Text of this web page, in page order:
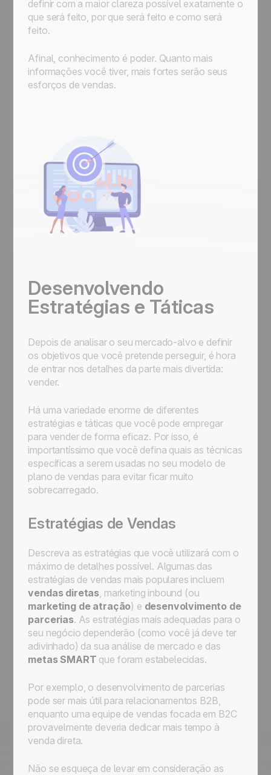
definir com a maior clareza possível exatamente o
que será feito, por que será feito e como será
feito.
Afinal, conhecimento é poder. Quanto mais
informações você tiver, mais fortes serão seus
esforços de vendas.
Desenvolvendo
Estratégias e Táticas
Depois de analisar o seu mercado-alvo e definir
os objetivos que você pretende perseguir, é hora
de entrar nos detalhes da parte mais divertida:
vender.
Há uma variedade enorme de diferentes
estratégias e táticas que você pode empregar
para vender de forma eficaz. Por isso, é
importantíssimo que você defina quais as técnicas
específicas a serem usadas no seu modelo de
plano de vendas para evitar ficar muito
sobrecarregado.
Estratégias de Vendas
Descreva as estratégias que você utilizará com o
máximo de detalhes possível. Algumas das
estratégias de vendas mais populares incluem
vendas diretas, marketing inbound (ou
marketing de atração) e desenvolvimento de
parcerias. As estratégias mais adequadas para o
seu negócio dependerão (como você já deve ter
adivinhado) da sua análise de mercado e das
metas SMART que foram estabelecidas.
Por exemplo, o desenvolvimento de parcerias
pode ser mais útil para relacionamentos B2B,
enquanto uma equipe de vendas focada em B2C
provavelmente deveria dedicar mais tempo à
venda direta.
Não se esqueça de levar em consideração as